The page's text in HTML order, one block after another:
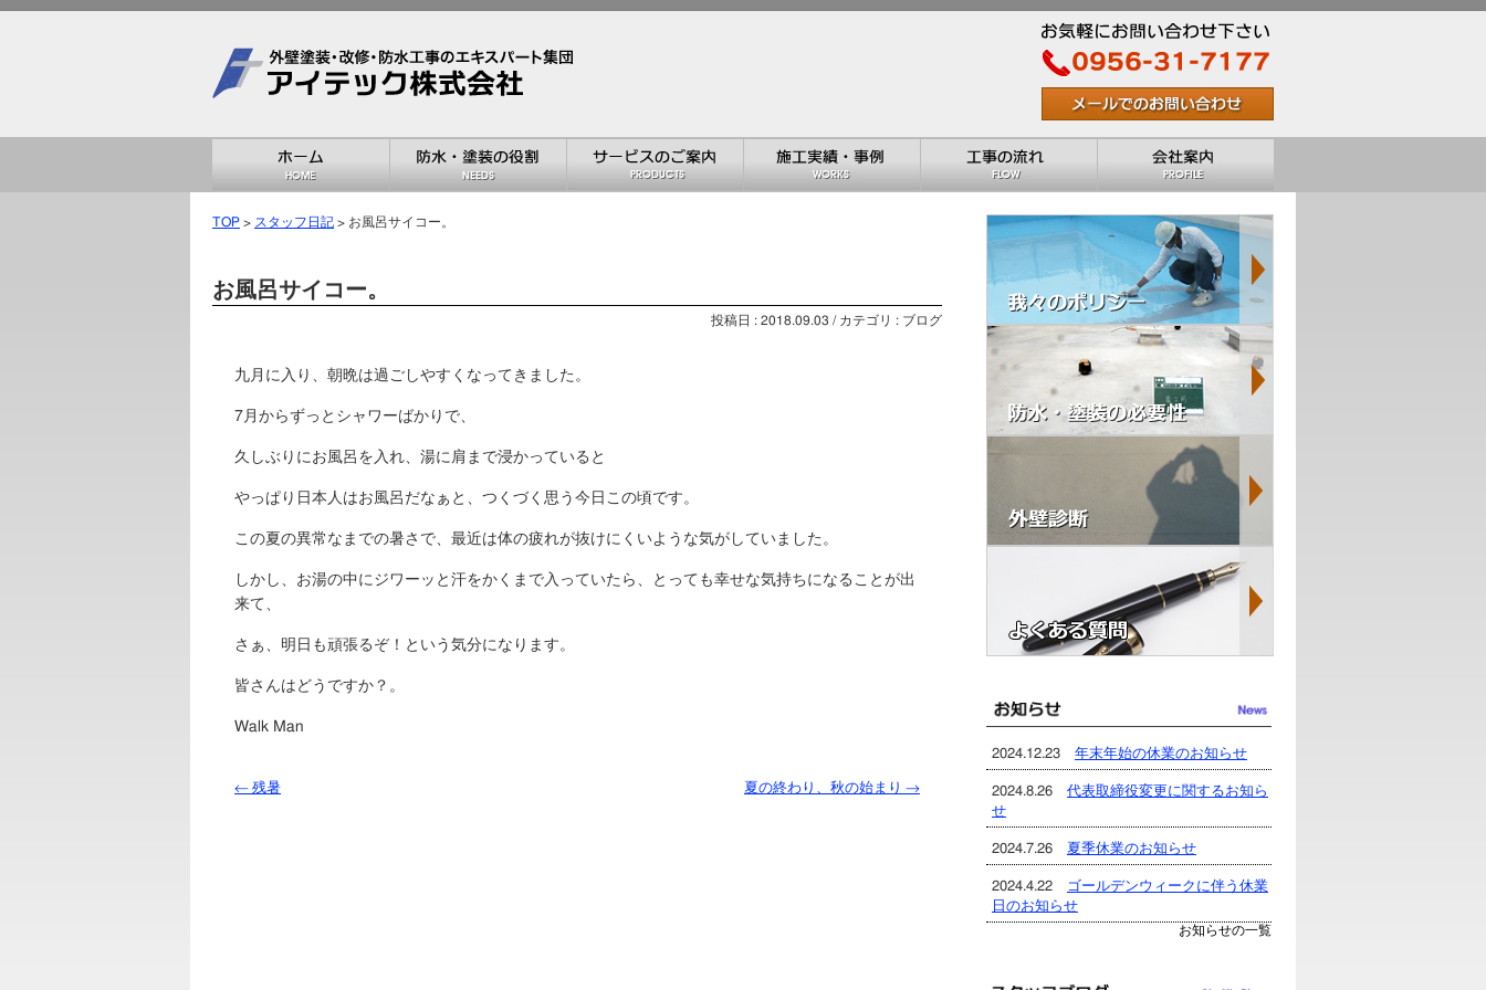
TOP > スタッフ日記 > お風呂サイコー。
お風呂サイコー。
投稿日 : 2018.09.03 / カテゴリ : ブログ
九月に入り、朝晩は過ごしやすくなってきました。
7月からずっとシャワーばかりで、
久しぶりにお風呂を入れ、湯に肩まで浸かっていると
やっぱり日本人はお風呂だなぁと、つくづく思う今日この頃です。
この夏の異常なまでの暑さで、最近は体の疲れが抜けにくいような気がしていました。
しかし、お湯の中にジワーッと汗をかくまで入っていたら、とっても幸せな気持ちになることが出
来て、
さぁ、明日も頑張るぞ！という気分になります。
皆さんはどうですか？。
Walk Man
← 残暑 夏の終わり、秋の始まり →
2024.12.23 年末年始の休業のお知らせ
2024.8.26 代表取締役変更に関するお知ら
せ
2024.7.26 夏季休業のお知らせ
2024.4.22 ゴールデンウィークに伴う休業
日のお知らせ
お知らせの一覧